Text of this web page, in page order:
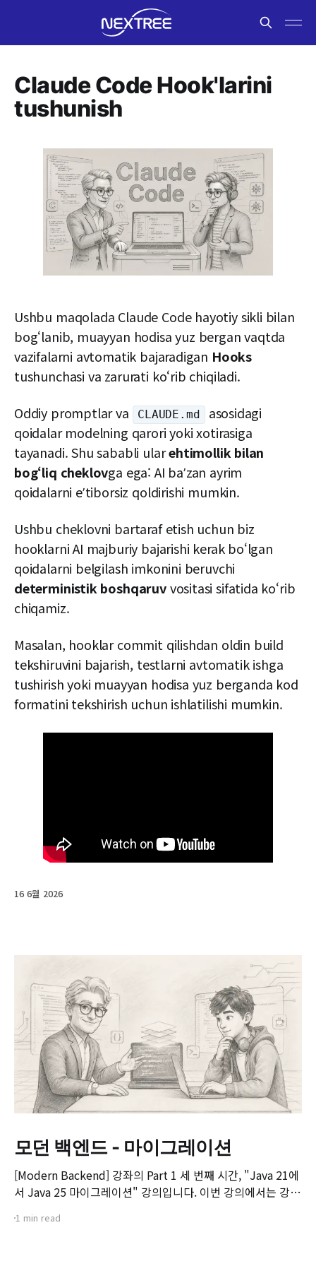
Claude Code Hook'larini
tushunish
Ushbu maqolada Claude Code hayotiy sikli bilan
bogʻlanib, muayyan hodisa yuz bergan vaqtda
vazifalarni avtomatik bajaradigan Hooks
tushunchasi va zarurati ko‘rib chiqiladi.
Oddiy promptlar va
CLAUDE.md asosidagi
qoidalar modelning qarori yoki xotirasiga
tayanadi. Shu sababli ularehtimollik bilan
bogʻliq cheklovga ega: AI baʼzan ayrim
qoidalarni eʼtiborsiz qoldirishi mumkin.
Ushbu cheklovni bartaraf etish uchun biz
hooklarni AI majburiy bajarishi kerak bo‘lgan
qoidalarni belgilash imkonini beruvchi
deterministik boshqaruvvositasi sifatida ko‘rib
chiqamiz.
Masalan, hooklar commit qilishdan oldin build
tekshiruvini bajarish, testlarni avtomatik ishga
tushirish yoki muayyan hodisa yuz berganda kod
formatini tekshirish uchun ishlatilishi mumkin.
16 6월 2026
모던 백엔드 - 마이그레이션
[Modern Backend] 강좌의 Part 1 세 번째 시간, "Java 21에
서 Java 25 마이그레이션" 강의입니다. 이번 강의에서는 강좌
살펴보고, 기존 Java 21 기반 프로젝트를 Java 25 환경으로
1 min read